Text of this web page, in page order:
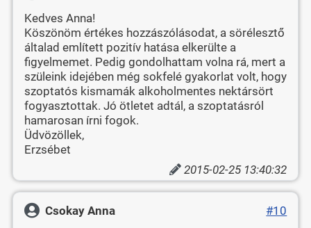
Kedves Anna!
Köszönöm értékes hozzászólásodat, a sörélesztő
általad említett pozitív hatása elkerülte a
figyelmemet. Pedig gondolhattam volna rá, mert a
szüleink idejében még sokfelé gyakorlat volt, hogy
szoptatós kismamák alkoholmentes nektársört
fogyasztottak. Jó ötletet adtál, a szoptatásról
hamarosan írni fogok.
Üdvözöllek,
Erzsébet
2015-02-25 13:40:32
Csokay Anna
#10